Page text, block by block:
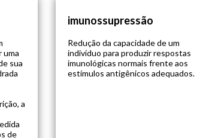
uma
sua
a
de
imunossupressão
Redução da capacidade de um
indivíduo para produzir respostas
imunológicas normais frente aos
estímulos antigênicos adequados.